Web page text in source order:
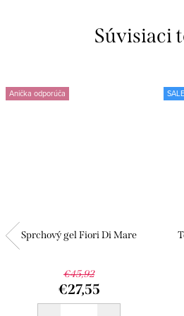
Súvisiaci
Anička odporúča
Sprchový gel Fiori Di Mare
€45,92
€27,55